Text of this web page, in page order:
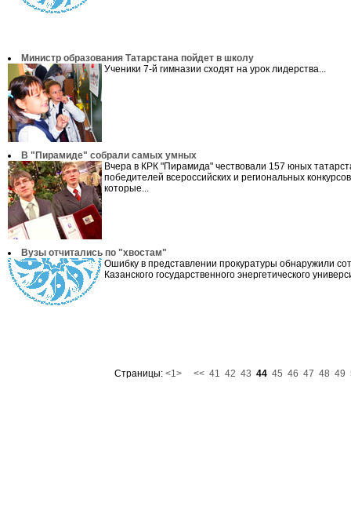
Министр образования Татарстана пойдет в школу
Ученики 7-й гимназии сходят на урок лидерства...
В "Пирамиде" собрали самых умных
Вчера в КРК "Пирамида" чествовали 157 юных
победителей всероссийских и региональных
которые...
Вузы отчитались по "хвостам"
Ошибку в представлении прокуратуры обнаружили
Казанского государственного энергетического
Страницы: <1> << 41 42 43 44 45 46 47 48 49